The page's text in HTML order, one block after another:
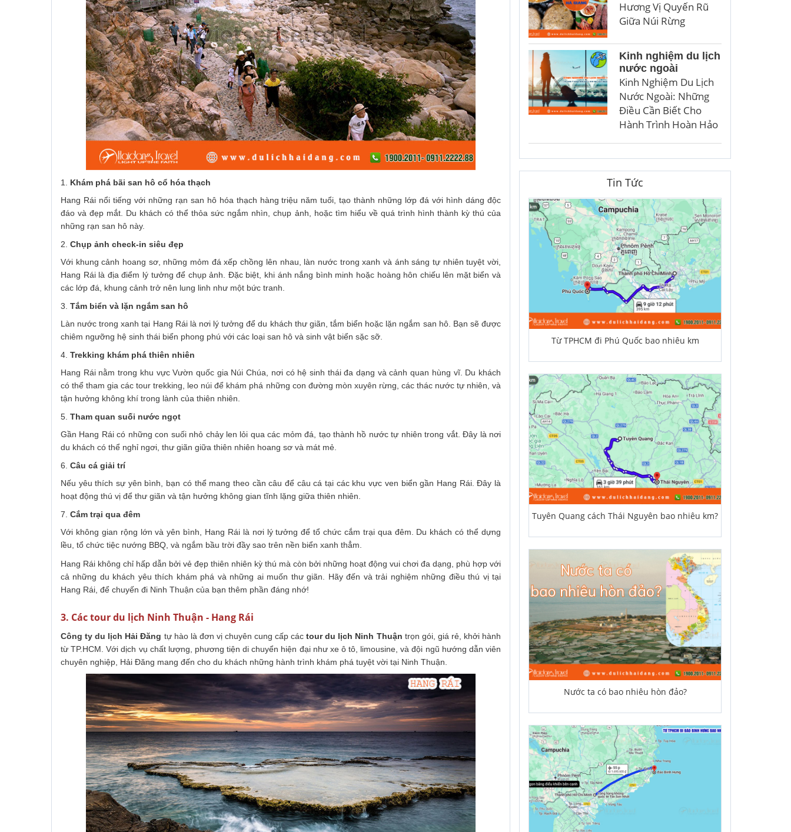
1. Khám phá bãi san hô cổ hóa thạch
Hang Rái nổi tiếng với những rạn san hô hóa thạch hàng triệu năm tuổi, tạo thành những lớp đá với hình dáng độc
đáo và đẹp mắt. Du khách có thể thỏa sức ngắm nhìn, chụp ảnh, hoặc tìm hiểu về quá trình hình thành kỳ thú của
những rạn san hô này.
2. Chụp ảnh check-in siêu đẹp
Với khung cảnh hoang sơ, những mỏm đá xếp chồng lên nhau, làn nước trong xanh và ánh sáng tự nhiên tuyệt vời,
Hang Rái là địa điểm lý tưởng để chụp ảnh. Đặc biệt, khi ánh nắng bình minh hoặc hoàng hôn chiếu lên mặt biển và
các lớp đá, khung cảnh trở nên lung linh như một bức tranh.
3. Tắm biển và lặn ngắm san hô
Làn nước trong xanh tại Hang Rái là nơi lý tưởng để du khách thư giãn, tắm biển hoặc lặn ngắm san hô. Bạn sẽ được
chiêm ngưỡng hệ sinh thái biển phong phú với các loại san hô và sinh vật biển sặc sỡ.
4. Trekking khám phá thiên nhiên
Hang Rái nằm trong khu vực Vườn quốc gia Núi Chúa, nơi có hệ sinh thái đa dạng và cảnh quan hùng vĩ. Du khách
có thể tham gia các tour trekking, leo núi để khám phá những con đường mòn xuyên rừng, các thác nước tự nhiên, và
tận hưởng không khí trong lành của thiên nhiên.
5. Tham quan suối nước ngọt
Gần Hang Rái có những con suối nhỏ chảy len lỏi qua các mỏm đá, tạo thành hồ nước tự nhiên trong vắt. Đây là nơi
du khách có thể nghỉ ngơi, thư giãn giữa thiên nhiên hoang sơ và mát mẻ.
6. Câu cá giải trí
Nếu yêu thích sự yên bình, bạn có thể mang theo cần câu để câu cá tại các khu vực ven biển gần Hang Rái. Đây là
hoạt động thú vị để thư giãn và tận hưởng không gian tĩnh lặng giữa thiên nhiên.
7. Cắm trại qua đêm
Với không gian rộng lớn và yên bình, Hang Rái là nơi lý tưởng để tổ chức cắm trại qua đêm. Du khách có thể dựng
lều, tổ chức tiệc nướng BBQ, và ngắm bầu trời đầy sao trên nền biển xanh thẳm.
Hang Rái không chỉ hấp dẫn bởi vẻ đẹp thiên nhiên kỳ thú mà còn bởi những hoạt động vui chơi đa dạng, phù hợp với
cả những du khách yêu thích khám phá và những ai muốn thư giãn. Hãy đến và trải nghiệm những điều thú vị tại
Hang Rái, để chuyến đi Ninh Thuận của bạn thêm phần đáng nhớ!
3. Các tour du lịch Ninh Thuận - Hang Rái
Công ty du lịch Hải Đăng tự hào là đơn vị chuyên cung cấp các tour du lịch Ninh Thuận trọn gói, giá rẻ, khởi hành
từ TP.HCM. Với dịch vụ chất lượng, phương tiện di chuyển hiện đại như xe ô tô, limousine, và đội ngũ hướng dẫn viên
chuyên nghiệp, Hải Đăng mang đến cho du khách những hành trình khám phá tuyệt vời tại Ninh Thuận.
Hương Vị Quyến Rũ
Giữa Núi Rừng
Kinh nghiệm du lịch
nước ngoài
Kinh Nghiệm Du Lịch
Nước Ngoài: Những
Điều Cần Biết Cho
Hành Trình Hoàn Hảo
Tin Tức
Từ TPHCM đi Phú Quốc bao nhiêu km
Tuyên Quang cách Thái Nguyên bao nhiêu km?
Nước ta có bao nhiêu hòn đảo?